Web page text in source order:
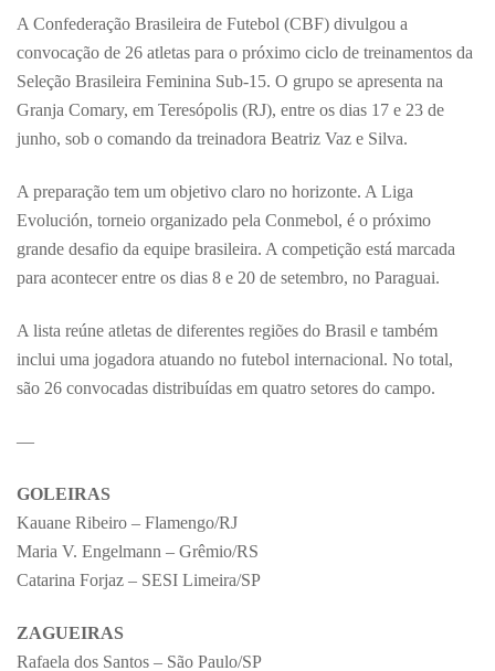
A Confederação Brasileira de Futebol (CBF) divulgou a
convocação de 26 atletas para o próximo ciclo de treinamentos da
Seleção Brasileira Feminina Sub-15. O grupo se apresenta na
Granja Comary, em Teresópolis (RJ), entre os dias 17 e 23 de
junho, sob o comando da treinadora Beatriz Vaz e Silva.
A preparação tem um objetivo claro no horizonte. A Liga
Evolución, torneio organizado pela Conmebol, é o próximo
grande desafio da equipe brasileira. A competição está marcada
para acontecer entre os dias 8 e 20 de setembro, no Paraguai.
A lista reúne atletas de diferentes regiões do Brasil e também
inclui uma jogadora atuando no futebol internacional. No total,
são 26 convocadas distribuídas em quatro setores do campo.
—
GOLEIRAS
Kauane Ribeiro – Flamengo/RJ
Maria V. Engelmann – Grêmio/RS
Catarina Forjaz – SESI Limeira/SP
ZAGUEIRAS
Rafaela dos Santos – São Paulo/SP